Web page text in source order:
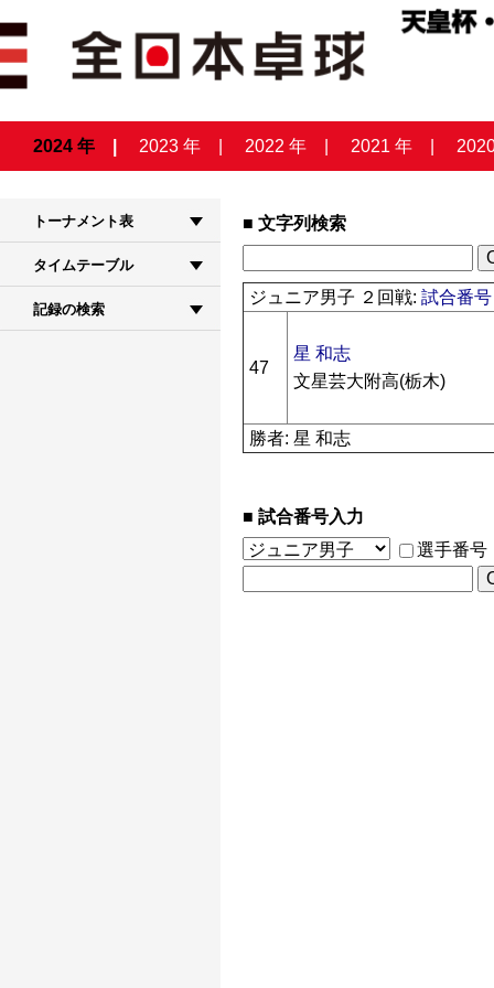
2024 年 2023 年 2022 年 2021 年
トーナメント表
タイムテーブル
記録の検索
文字列検索
ジュニア男子 ２回戦:試合番
47
星 和志
文星芸大附高(栃木)
勝者: 星 和志
試合番号入力
選手番号